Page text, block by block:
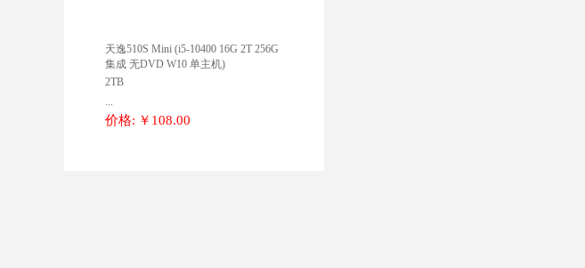
天逸510S Mini (i5-10400 16G 2T 256G
集成 无DVD W10 单主机)
2TB
...
价格: ￥108.00